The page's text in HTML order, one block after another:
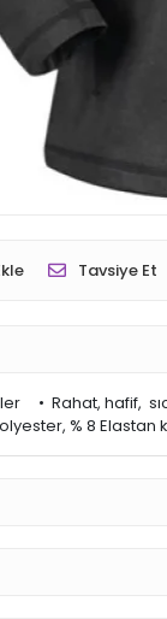
Tavsiye Et
• Rahat, hafif,
% 8 Elastan